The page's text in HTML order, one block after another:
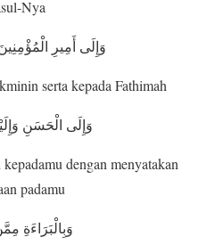
Nya
وَإِلَى أَمِيرِ
serta kepada Fathimah
وَإِلَى الْحَسَنِ
dengan menyatakan
padamu
وَبِالْبَرَاءَةِ